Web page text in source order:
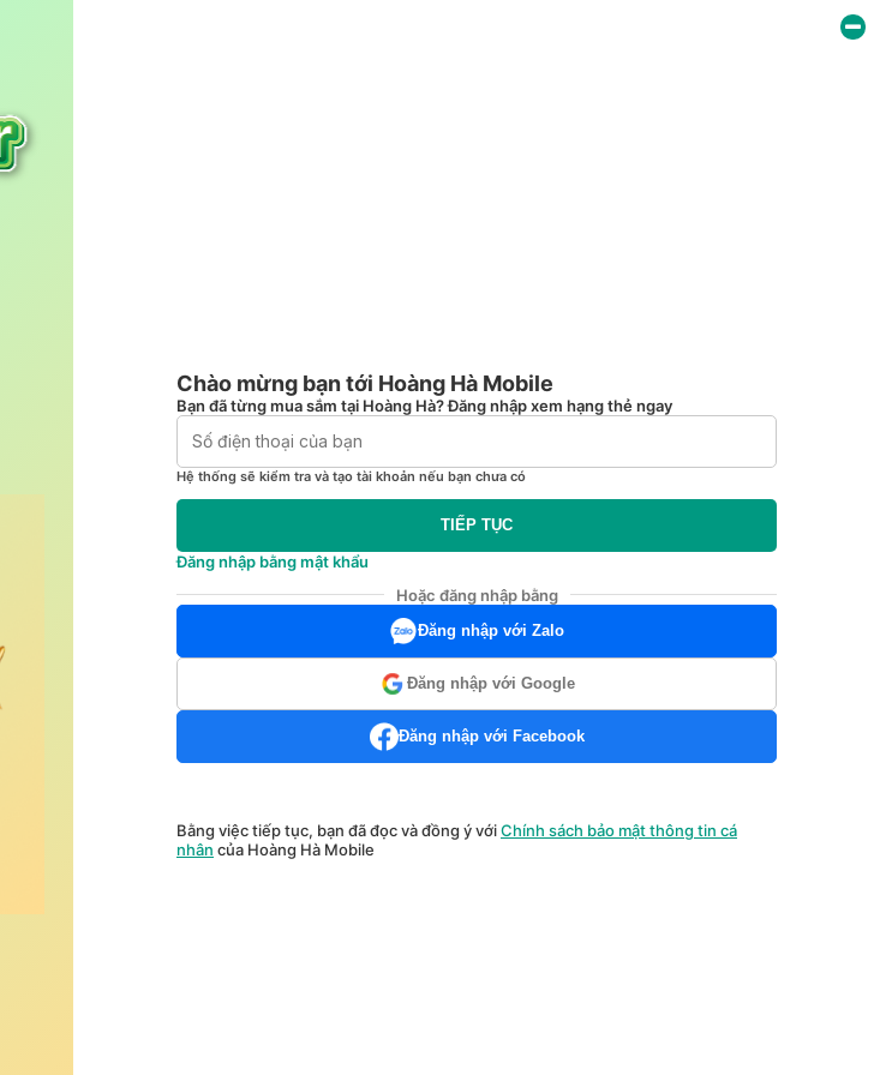
Chào mừng bạn tới Hoàng Hà Mobile
Bạn đã từng mua sắm tại Hoàng Hà? Đăng nhập xem hạng thẻ ngay
Hệ thống sẽ kiểm tra và tạo tài khoản nếu bạn chưa có
TIẾP TỤC
Đăng nhập bằng mật khẩu
Hoặc đăng nhập bằng
Đăng nhập với Zalo
Đăng nhập với Google
Đăng nhập với Facebook
Bằng việc tiếp tục, bạn đã đọc và đồng ý vớiChính sách bảo mật thông tin cá
nhân của Hoàng Hà Mobile